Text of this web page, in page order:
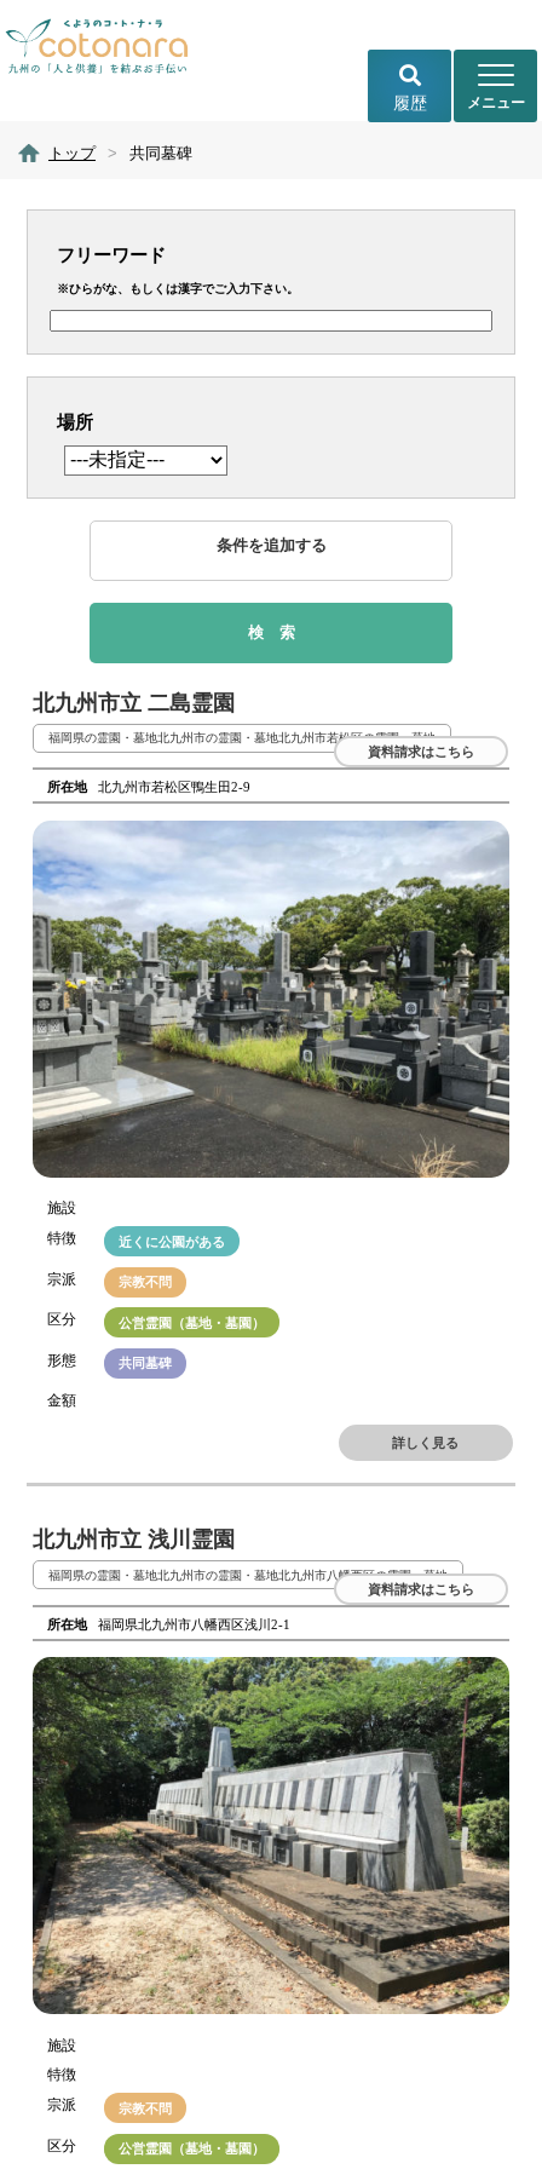
トップ > 共同墓碑
フリーワード
※ひらがな、もしくは漢字でご入力下さい。
場所
条件を追加する
北九州市立 二島霊園
福岡県の霊園・墓地北九州市の霊園・墓地北九州市若松区の霊園・墓地
所在地 北九州市若松区鴨生田2-9
資料請求はこちら
施設
特徴
近くに公園がある
宗派 宗教不問
区分 公営霊園（墓地・墓園）
形態 共同墓碑
金額
詳しく見る
北九州市立 浅川霊園
福岡県の霊園・墓地北九州市の霊園・墓地北九州市八幡西区の霊園・墓地
所在地 福岡県北九州市八幡西区浅川2-1
資料請求はこちら
施設
特徴
宗派
宗教不問
区分 公営霊園（墓地・墓園）
履歴